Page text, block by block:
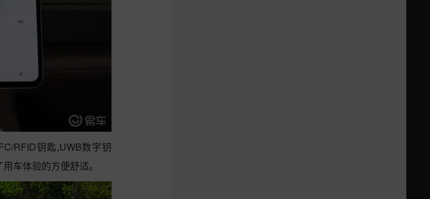
RFID钥匙,UWB数字钥
车体验的方便舒适。